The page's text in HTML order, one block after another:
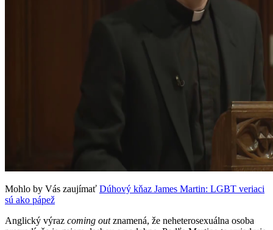
Mohlo by Vás zaujímať Dúhový kňaz James Martin: LGBT veriaci
sú ako pápež
Anglický výraz coming outznamená, že neheterosexuálna osoba